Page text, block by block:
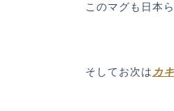
このマグも日本
そしてお次はカ